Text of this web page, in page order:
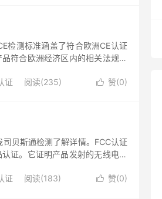
检测标准涵盖了符合欧洲CE认证
符合欧洲经济区内的相关法规，
 赞(0)
证 阅读(235)
贝斯通检测了解详情。FCC认证
证。它证明产品发射的无线电频
 赞(0)
证 阅读(183)